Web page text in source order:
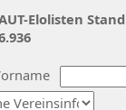
Elolisten